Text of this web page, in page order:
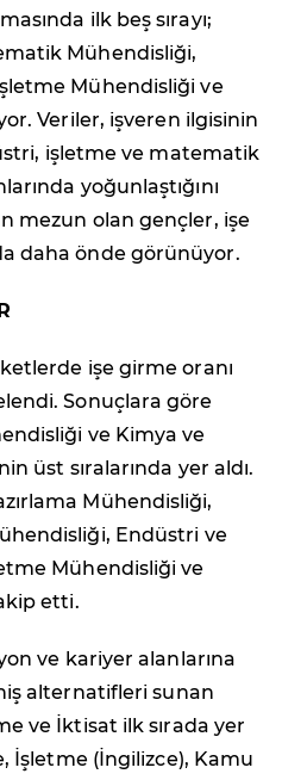
ilk beş sırayı;
Mühendisliği,
Mühendisliği ve
Veriler, işveren ilgisinin
işletme ve matematik
yoğunlaştığını
mezun olan gençler, işe
daha önde görünüyor.
işe girme oranı
Sonuçlara göre
ve Kimya ve
üst sıralarında yer aldı.
Mühendisliği,
Endüstri ve
Mühendisliği ve
etti.
ve kariyer alanlarına
alternatifleri sunan
ve İktisat ilk sırada yer
İşletme (İngilizce), Kamu